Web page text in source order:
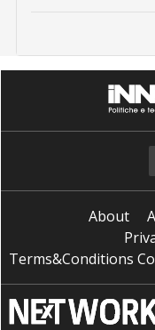
About
Terms&Conditions